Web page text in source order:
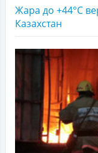
Жара до +44°С
Казахстан